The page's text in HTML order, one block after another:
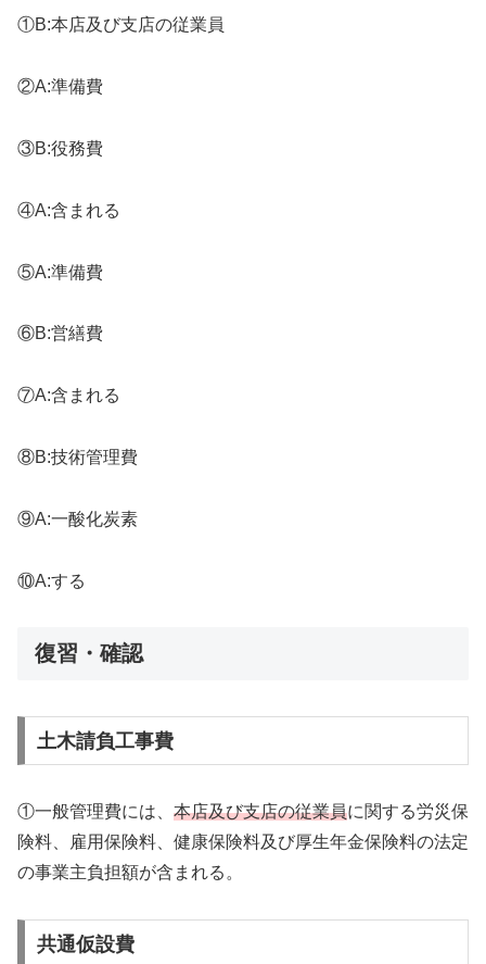
①B:本店及び支店の従業員
②A:準備費
③B:役務費
④A:含まれる
⑤A:準備費
⑥B:営繕費
⑦A:含まれる
⑧B:技術管理費
⑨A:一酸化炭素
⑩A:する
復習・確認
土木請負工事費
①一般管理費には、 本店及び支店の従業員に関する労災保
険料、雇用保険料、健康保険料及び厚生年金保険料の法定
の事業主負担額が含まれる。
共通仮設費